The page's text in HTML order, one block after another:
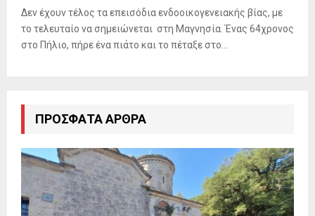
Δεν έχουν τέλος τα επεισόδια ενδοοικογενειακής βίας, με
το τελευταίο να σημειώνεται στη Μαγνησία. Ένας 64χρονος
στο Πήλιο, πήρε ένα πιάτο και το πέταξε στο...
ΠΡΌΣΦΑΤΑ ΆΡΘΡΑ